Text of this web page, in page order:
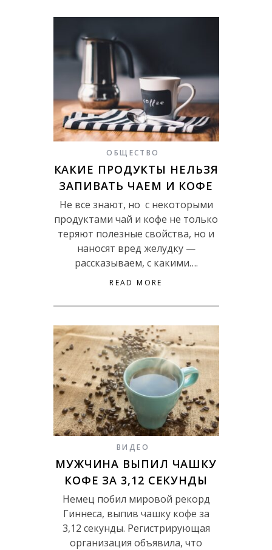
ОБЩЕСТВО
КАКИЕ ПРОДУКТЫ НЕЛЬЗЯ
ЗАПИВАТЬ ЧАЕМ И КОФЕ
Не все знают, но с некоторыми
продуктами чай и кофе не только
теряют полезные свойства, но и
наносят вред желудку —
рассказываем, с какими….
READ MORE
ВИДЕО
МУЖЧИНА ВЫПИЛ ЧАШКУ
КОФЕ ЗА 3,12 СЕКУНДЫ
Немец побил мировой рекорд
Гиннеса, выпив чашку кофе за
3,12 секунды. Регистрирующая
организация объявила, что